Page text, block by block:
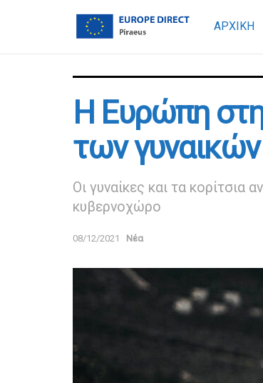
ΑΡΧΙΚΗ
Η Ευρώπη στη
των γυναικών
Oι γυναίκες και τα
κυβερνοχώρο
08/12/2021 Νέα